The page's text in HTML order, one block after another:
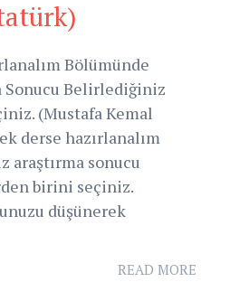
Bölümünde
Sonucu Belirlediğiniz
(Mustafa Kemal
derse hazırlanalım
araştırma sonucu
birini seçiniz.
düşünerek
READ MORE